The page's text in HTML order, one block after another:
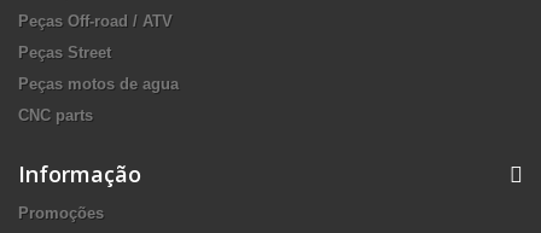
Peças Off-road / ATV
Peças Street
Peças motos de agua
CNC parts
Informação
Promoções